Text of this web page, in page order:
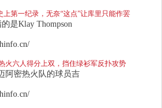
上第一纪录，无奈“这点”让库里只能作罢
是Klay Thompson
火六人得分上双，挡住绿衫军反扑攻势
阿密热火队的球员吉